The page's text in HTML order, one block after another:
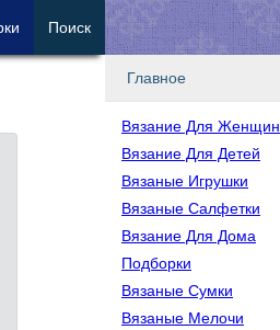
Главное
Вязание Для Женщин
Вязание Для Детей
Вязаные Игрушки
Вязаные Салфетки
Вязание Для Дома
Подборки
Вязаные Сумки
Вязаные Мелочи
Поиск